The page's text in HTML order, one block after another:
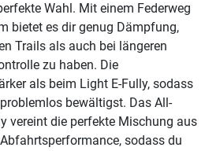
Wahl. Mit einem Federweg
bietet es dir genug Dämpfung,
Trails als auch bei längeren
zu haben. Die
als beim Light E-Fully, sodass
bewältigst. Das All-
vereint die perfekte Mischung aus
sodass du